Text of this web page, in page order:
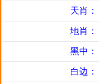
天肖：
地肖：
黑中：
白边：